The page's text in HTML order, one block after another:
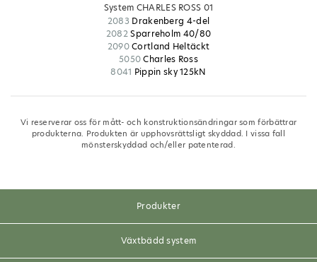
System CHARLES ROSS 01
2083 Drakenberg 4-del
2082Sparreholm 40/80
2090Cortland Heltäckt
5050Charles Ross
8041 Pippin sky 125kN
Vi reserverar oss för mått- och konstruktionsändringar som förbättrar
produkterna. Produkten är upphovsrättsligt skyddad. I vissa fall
mönsterskyddad och/eller patenterad.
Produkter
Växtbädd system